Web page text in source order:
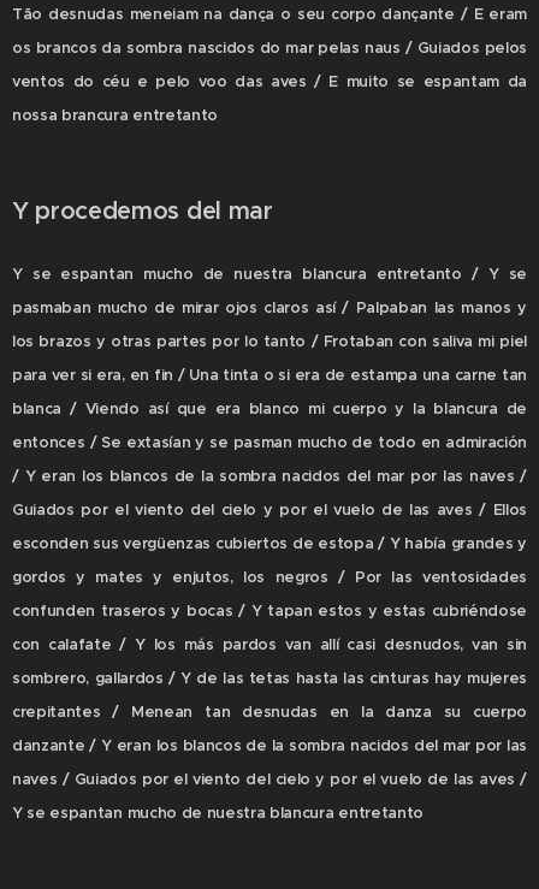
Tão desnudas meneiam na dança o seu corpo dançante / E eram
os brancos da sombra nascidos do mar pelas naus / Guiados pelos
ventos do céu e pelo voo das aves / E muito se espantam da
nossa brancura entretanto
Y procedemos del mar
Y se espantan mucho de nuestra blancura entretanto / Y se
pasmaban mucho de mirar ojos claros así / Palpaban las manos y
los brazos y otras partes por lo tanto / Frotaban con saliva mi piel
para ver si era, en fin / Una tinta o si era de estampa una carne tan
blanca / Viendo así que era blanco mi cuerpo y la blancura de
entonces / Se extasían y se pasman mucho de todo en admiración
/ Y eran los blancos de la sombra nacidos del mar por las naves /
Guiados por el viento del cielo y por el vuelo de las aves / Ellos
esconden sus vergüenzas cubiertos de estopa / Y había grandes y
gordos y mates y enjutos, los negros / Por las ventosidades
confunden traseros y bocas / Y tapan estos y estas cubriéndose
con calafate / Y los más pardos van allí casi desnudos, van sin
sombrero, gallardos / Y de las tetas hasta las cinturas hay mujeres
crepitantes / Menean tan desnudas en la danza su cuerpo
danzante / Y eran los blancos de la sombra nacidos del mar por las
naves / Guiados por el viento del cielo y por el vuelo de las aves /
Y se espantan mucho de nuestra blancura entretanto